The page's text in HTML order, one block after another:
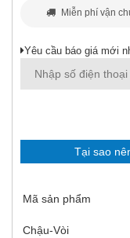
Miễn phí vận
Yêu cầu báo giá mới
Tại sao
Mã sản phẩm
Chậu-Vòi